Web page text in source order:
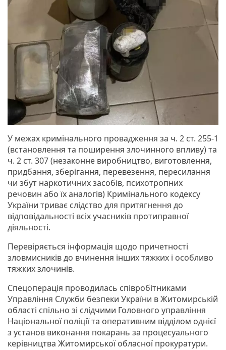
У межах кримінального провадження за ч. 2 ст. 255-1
(встановлення та поширення злочинного впливу) та
ч. 2 ст. 307 (незаконне виробництво, виготовлення,
придбання, зберігання, перевезення, пересилання
чи збут наркотичних засобів, психотропних
речовин або їх аналогів) Кримінального кодексу
України триває слідство для притягнення до
відповідальності всіх учасників протиправної
діяльності.
Перевіряється інформація щодо причетності
зловмисників до вчинення інших тяжких і особливо
тяжких злочинів.
Спецоперація проводилась співробітниками
Управління Служби безпеки України в Житомирській
області спільно зі слідчими Головного управління
Національної поліції та оперативним відділом однієї
з установ виконання покарань за процесуального
керівництва Житомирської обласної прокуратури.